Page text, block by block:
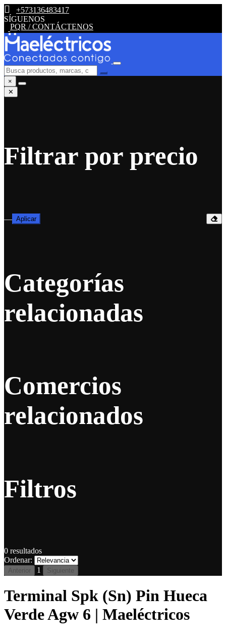
+573136483417
SÍGUENOS
PQR / CONTÁCTENOS
×
✕
Filtrar por precio
— Aplicar
Categorías
relacionadas
Comercios
relacionados
Filtros
0 resultados
Ordenar:
Anterior 1 Siguiente
Terminal Spk (Sn) Pin Hueca
Verde Agw 6 | Maeléctricos